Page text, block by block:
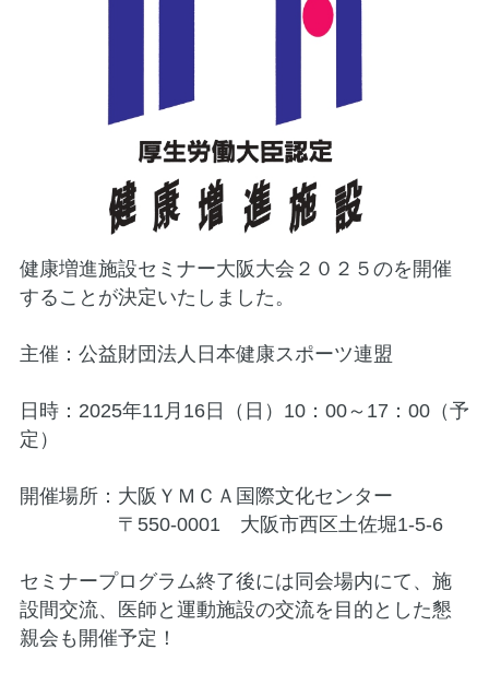
健康増進施設セミナー大阪大会２０２５のを開催
することが決定いたしました。
主催：公益財団法人日本健康スポーツ連盟
日時：2025年11月16日（日）10：00～17：00（予
定）
開催場所：大阪ＹＭＣＡ国際文化センター
〒550-0001 大阪市西区土佐堀1-5-6
セミナープログラム終了後には同会場内にて、施
設間交流、医師と運動施設の交流を目的とした懇
親会も開催予定！